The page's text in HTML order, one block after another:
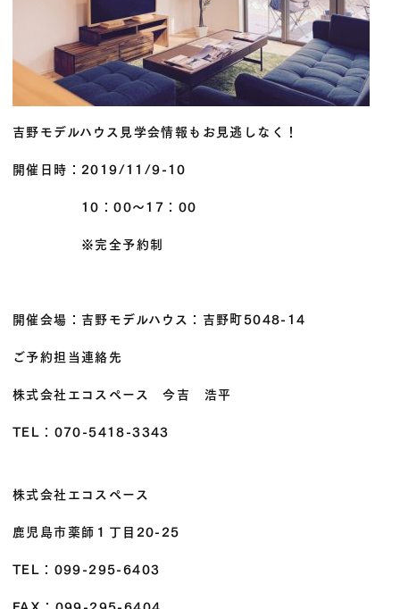
吉野モデルハウス見学会情報もお見逃しなく！
開催日時：2019/11/9-10
10：00～17：00
※完全予約制
開催会場：吉野モデルハウス：吉野町5048-14
ご予約担当連絡先
株式会社エコスペース 今吉 浩平
TEL：070-5418-3343
株式会社エコスペース
鹿児島市薬師１丁目20-25
TEL：099-295-6403